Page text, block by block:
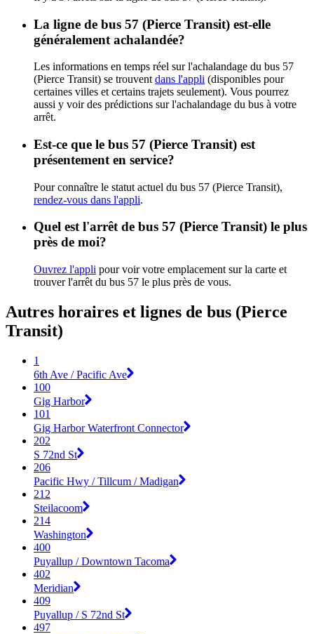
La ligne de bus 57 (Pierce Transit) est-elle
généralement achalandée?
Les informations en temps réel sur l'achalandage du bus 57
(Pierce Transit) se trouvent dans l'appli (disponibles pour
certaines villes et certains trajets seulement). Vous pourrez
aussi y voir des prédictions sur l'achalandage du bus à votre
arrêt.
Est-ce que le bus 57 (Pierce Transit) est
présentement en service?
Pour connaître le statut actuel du bus 57 (Pierce Transit),
rendez-vous dans l'appli.
Quel est l'arrêt de bus 57 (Pierce Transit) le plus
près de moi?
Ouvrez l'appli pour voir votre emplacement sur la carte et
trouver l'arrêt du bus 57 le plus près de vous.
Autres horaires et lignes de bus (Pierce
Transit)
1
6th Ave / Pacific Ave
100
Gig Harbor
101
Gig Harbor Waterfront Connector
202
S 72nd St
206
Pacific Hwy / Tillcum / Madigan
212
Steilacoom
214
Washington
400
Puyallup / Downtown Tacoma
402
Meridian
409
Puyallup / S 72nd St
497